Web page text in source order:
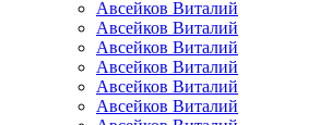
Авсейков Виталий
Авсейков Виталий
Авсейков Виталий
Авсейков Виталий
Авсейков Виталий
Авсейков Виталий